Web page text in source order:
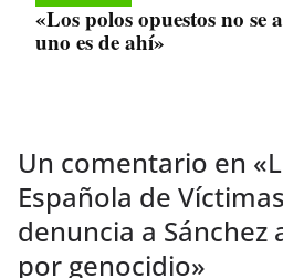
«Los polos opuestos no se
uno es de ahí»
Un comentario en «
Española de
denuncia a Sánchez
por genocidio»